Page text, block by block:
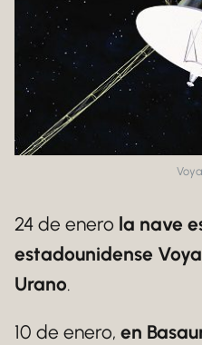
24 de enero la nave
estadounidense
Urano.
10 de enero, en